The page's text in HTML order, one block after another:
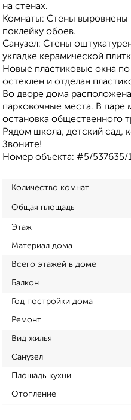
на стенах.
Комнаты: Стены выровнены
поклейку обоев.
Санузел: Стены
укладке керамической
Новые пластиковые окна
остеклен и отделан
Во дворе дома
парковочные места. В паре
остановка общественного
Рядом школа, детский сад,
Звоните!
Номер объекта: #5/537635/
Количество комнат
Общая площадь
Этаж
Материал дома
Всего этажей в доме
Балкон
Год постройки дома
Ремонт
Вид жилья
Санузел
Площадь кухни
Отопление